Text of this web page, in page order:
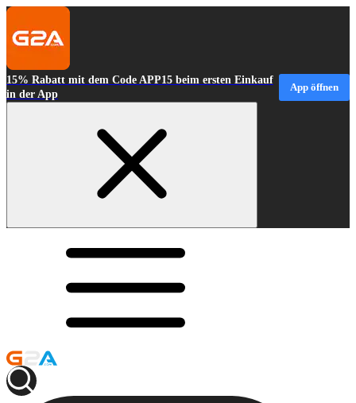
15% Rabatt mit dem Code APP15 beim ersten Einkauf
in der App
App öffnen